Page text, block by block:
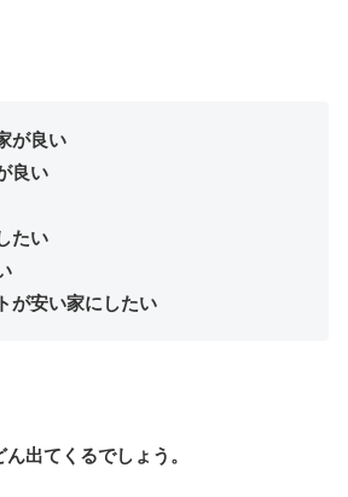
が良い
良い
たい
が安い家にしたい
ん出てくるでしょう。